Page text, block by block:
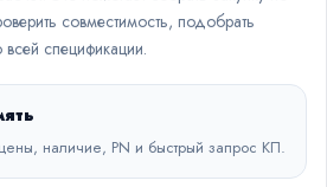
совместимость, подобрать
спецификации.
наличие, PN и быстрый запрос КП.